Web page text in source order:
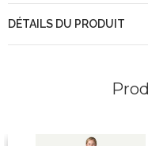
DÉTAILS DU PRODUIT